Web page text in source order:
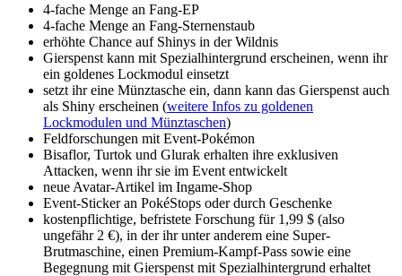
4-fache Menge an Fang-EP
4-fache Menge an Fang-Sternenstaub
erhöhte Chance auf Shinys in der Wildnis
Gierspenst kann mit Spezialhintergrund erscheinen, wenn ihr
ein goldenes Lockmodul einsetzt
setzt ihr eine Münztasche ein, dann kann das Gierspenst auch
als Shiny erscheinen (weitere Infos zu goldenen
Lockmodulen und Münztaschen)
Feldforschungen mit Event-Pokémon
Bisaflor, Turtok und Glurak erhalten ihre exklusiven
Attacken, wenn ihr sie im Event entwickelt
neue Avatar-Artikel im Ingame-Shop
Event-Sticker an PokéStops oder durch Geschenke
kostenpflichtige, befristete Forschung für 1,99 $ (also
ungefähr 2 €), in der ihr unter anderem eine Super-
Brutmaschine, einen Premium-Kampf-Pass sowie eine
Begegnung mit Gierspenst mit Spezialhintergrund erhaltet